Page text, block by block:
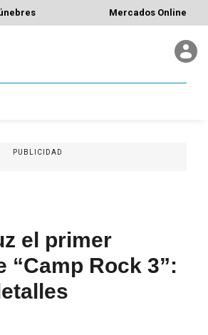
Mercados Online
PUBLICIDAD
el primer
“Camp Rock 3”: